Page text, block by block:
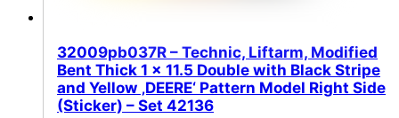
32009pb037R – Technic, Liftarm, Modified
Bent Thick 1 x 11.5 Double with Black Stripe
and Yellow ‚DEERE‘ Pattern Model Right Side
(Sticker) – Set 42136